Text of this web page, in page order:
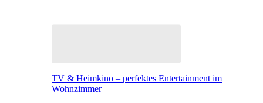
TV & Heimkino – perfektes Entertainment im
Wohnzimmer